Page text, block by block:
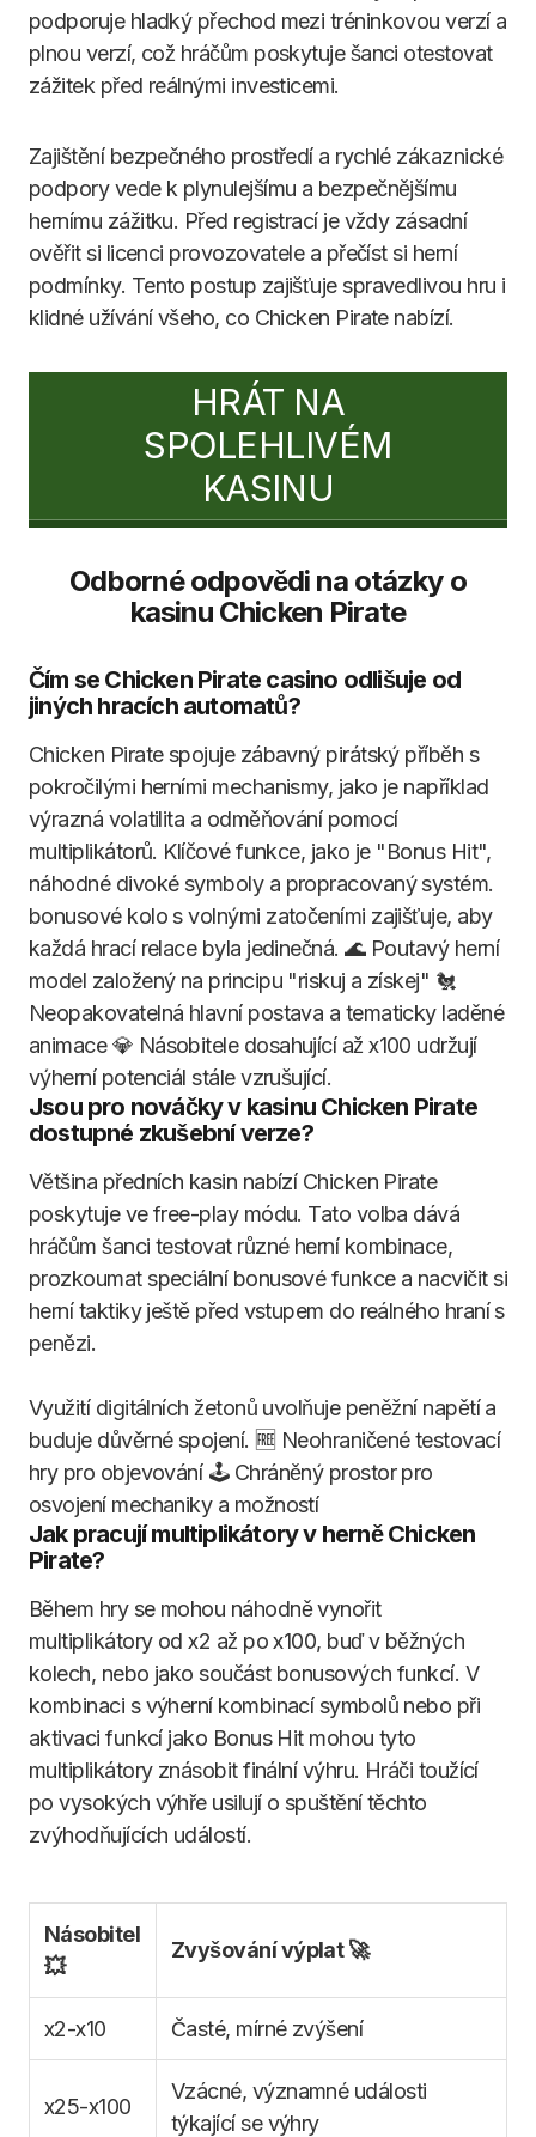
podporuje hladký přechod mezi tréninkovou verzí a
plnou verzí, což hráčům poskytuje šanci otestovat
zážitek před reálnými investicemi.
Zajištění bezpečného prostředí a rychlé zákaznické
podpory vede k plynulejšímu a bezpečnějšímu
hernímu zážitku. Před registrací je vždy zásadní
ověřit si licenci provozovatele a přečíst si herní
podmínky. Tento postup zajišťuje spravedlivou hru i
klidné užívání všeho, co Chicken Pirate nabízí.
HRÁT NA
SPOLEHLIVÉM
KASINU
Odborné odpovědi na otázky o
kasinu Chicken Pirate
Čím se Chicken Pirate casino odlišuje od
jiných hracích automatů?
Chicken Pirate spojuje zábavný pirátský příběh s
pokročilými herními mechanismy, jako je například
výrazná volatilita a odměňování pomocí
multiplikátorů. Klíčové funkce, jako je "Bonus Hit",
náhodné divoké symboly a propracovaný systém.
bonusové kolo s volnými zatočeními zajišťuje, aby
každá hrací relace byla jedinečná. 🌊 Poutavý herní
model založený na principu "riskuj a získej" 🐔
Neopakovatelná hlavní postava a tematicky laděné
animace 💎 Násobitele dosahující až x100 udržují
výherní potenciál stále vzrušující.
Jsou pro nováčky v kasinu Chicken Pirate
dostupné zkušební verze?
Většina předních kasin nabízí Chicken Pirate
poskytuje ve free-play módu. Tato volba dává
hráčům šanci testovat různé herní kombinace,
prozkoumat speciální bonusové funkce a nacvičit si
herní taktiky ještě před vstupem do reálného hraní s
penězi.
Využití digitálních žetonů uvolňuje peněžní napětí a
buduje důvěrné spojení. 🆓 Neohraničené testovací
hry pro objevování 🕹 Chráněný prostor pro
osvojení mechaniky a možností
Jak pracují multiplikátory v herně Chicken
Pirate?
Během hry se mohou náhodně vynořit
multiplikátory od x2 až po x100, buď v běžných
kolech, nebo jako součást bonusových funkcí. V
kombinaci s výherní kombinací symbolů nebo při
aktivaci funkcí jako Bonus Hit mohou tyto
multiplikátory znásobit finální výhru. Hráči toužící
po vysokých výhře usilují o spuštění těchto
zvýhodňujících událostí.
Násobitel
💥
Zvyšování výplat 🚀
x2-x10 Časté, mírné zvýšení
x25-x100
Vzácné, významné události
týkající se výhry